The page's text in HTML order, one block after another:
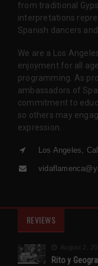
from traditional
interpretations
Spanish dancers
We are a Los
enjoyment for all
programming. As
ambassadors of
commitment to
so others may
expression.
Los Angeles,
REVIEWS
August 2,
Rito y